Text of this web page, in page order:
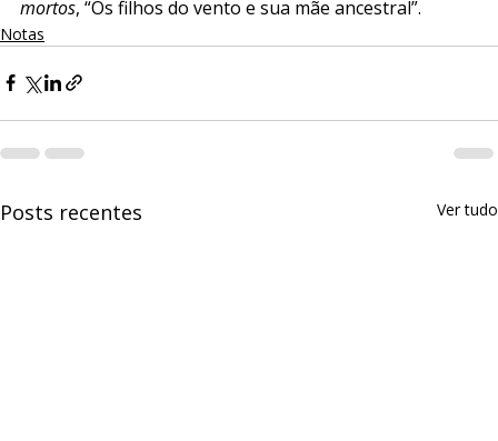
mortos, “Os filhos do vento e sua mãe ancestral”.
Notas
Posts recentes Ver tudo